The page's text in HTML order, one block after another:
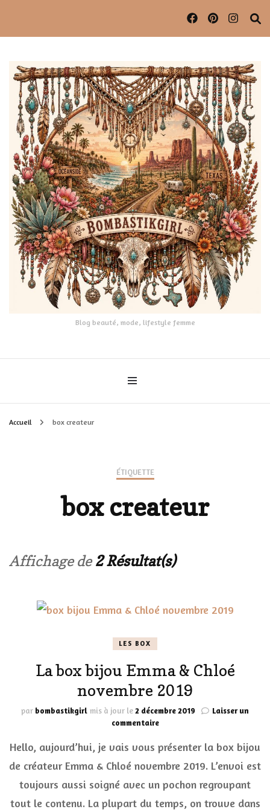
Blog beauté, mode, lifestyle femme
Accueil box createur
ÉTIQUETTE
box createur
Affichage de2 Résultat(s)
LES BOX
La box bijou Emma & Chloé
novembre 2019
par bombastikgirl mis à jour le2 décembre 2019
Laisser un
commentairesur
box
Emma
&
novembre
Hello, aujourd’hui, je vais vous présenter la box bijou
de créateur Emma & Chloé novembre 2019. L’envoi est
toujours aussi soigné avec un pochon regroupant
tout le contenu. La plupart du temps, on trouve dans